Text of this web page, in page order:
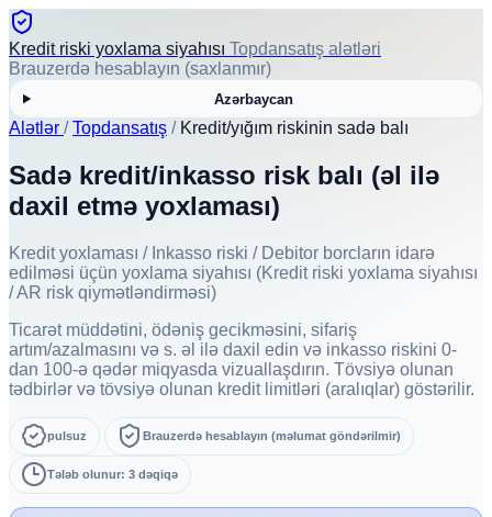
Kredit riski yoxlama siyahısı Topdansatış alətləri
Brauzerdə hesablayın (saxlanmır)
Azərbaycan
Alətlər / Topdansatış / Kredit/yığım riskinin sadə balı
Sadə kredit/inkasso risk balı (əl ilə
daxil etmə yoxlaması)
Kredit yoxlaması / Inkasso riski / Debitor borcların idarə
edilməsi üçün yoxlama siyahısı (Kredit riski yoxlama siyahısı
/ AR risk qiymətləndirməsi)
Ticarət müddətini, ödəniş gecikməsini, sifariş
artım/azalmasını və s. əl ilə daxil edin və inkasso riskini 0-
dan 100-ə qədər miqyasda vizuallaşdırın. Tövsiyə olunan
tədbirlər və tövsiyə olunan kredit limitləri (aralıqlar) göstərilir.
pulsuz Brauzerdə hesablayın (məlumat göndərilmir)
Tələb olunur: 3 dəqiqə